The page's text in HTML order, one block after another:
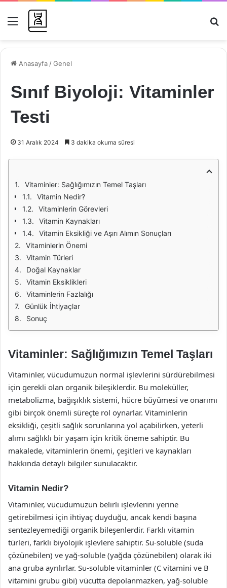
Menü
Anasayfa /Genel
Sınıf Biyoloji: Vitaminler
Testi
31 Aralık 2024 3 dakika okuma süresi
Vitaminler: Sağlığımızın Temel Taşları
Vitamin Nedir?
Vitaminlerin Görevleri
Vitamin Kaynakları
Vitamin Eksikliği ve Aşırı Alımın Sonuçları
Vitaminlerin Önemi
Vitamin Türleri
Doğal Kaynaklar
Vitamin Eksiklikleri
Vitaminlerin Fazlalığı
Günlük İhtiyaçlar
Sonuç
Vitaminler: Sağlığımızın Temel Taşları
Vitaminler, vücudumuzun normal işlevlerini sürdürebilmesi
için gerekli olan organik bileşiklerdir. Bu moleküller,
metabolizma, bağışıklık sistemi, hücre büyümesi ve onarımı
gibi birçok önemli süreçte rol oynarlar. Vitaminlerin
eksikliği, çeşitli sağlık sorunlarına yol açabilirken, yeterli
alımı sağlıklı bir yaşam için kritik öneme sahiptir. Bu
makalede, vitaminlerin önemi, çeşitleri ve kaynakları
hakkında detaylı bilgiler sunulacaktır.
Vitamin Nedir?
Vitaminler, vücudumuzun belirli işlevlerini yerine
getirebilmesi için ihtiyaç duyduğu, ancak kendi başına
sentezleyemediği organik bileşenlerdir. Farklı vitamin
türleri, farklı biyolojik işlevlere sahiptir. Su-soluble (suda
çözünebilen) ve yağ-soluble (yağda çözünebilen) olarak iki
ana gruba ayrılırlar. Su-soluble vitaminler (C vitamini ve B
vitamini grubu gibi) vücutta depolanmazken, yağ-soluble